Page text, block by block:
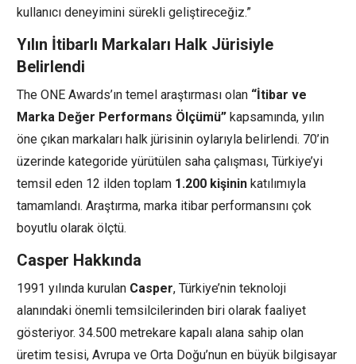
kullanıcı deneyimini sürekli geliştireceğiz.”
Yılın İtibarlı Markaları Halk Jürisiyle
Belirlendi
The ONE Awards’ın temel araştırması olan “İtibar ve
Marka Değer Performans Ölçümü” kapsamında, yılın
öne çıkan markaları halk jürisinin oylarıyla belirlendi. 70’in
üzerinde kategoride yürütülen saha çalışması, Türkiye’yi
temsil eden 12 ilden toplam 1.200 kişinin katılımıyla
tamamlandı. Araştırma, marka itibar performansını çok
boyutlu olarak ölçtü.
Casper Hakkında
1991 yılında kurulan Casper, Türkiye’nin teknoloji
alanındaki önemli temsilcilerinden biri olarak faaliyet
gösteriyor. 34.500 metrekare kapalı alana sahip olan
üretim tesisi, Avrupa ve Orta Doğu’nun en büyük bilgisayar